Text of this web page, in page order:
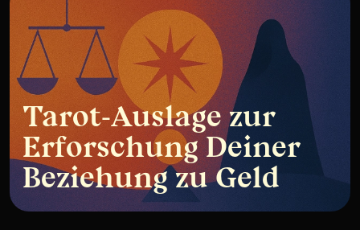
Tarot-Auslage zur
Erforschung Deiner
Beziehung zu Geld